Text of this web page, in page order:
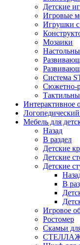
Детские
Игровые
Игрушки с
Мозаики
Система
Сюжетно-
Интерактивное
Мебель для
Назад
В раздел
Детские
Детские
Детские
В
Игровое
Ростомер
Скамьи